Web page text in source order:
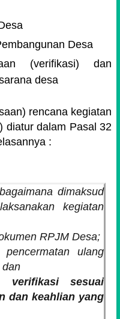
Desa
(verifikasi) dan
desa
rencana kegiatan
diatur dalam Pasal 32
:
dimaksud
kegiatan
RPJM Desa;
ulang
dan
verifikasi sesuai
dan keahlian yang